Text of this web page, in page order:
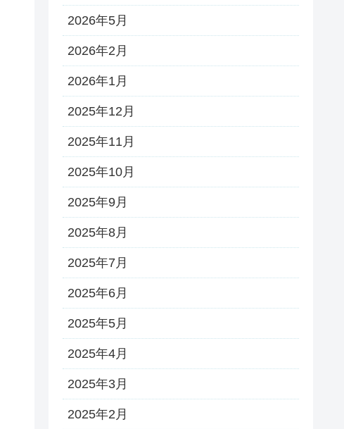
2026年5月
2026年2月
2026年1月
2025年12月
2025年11月
2025年10月
2025年9月
2025年8月
2025年7月
2025年6月
2025年5月
2025年4月
2025年3月
2025年2月